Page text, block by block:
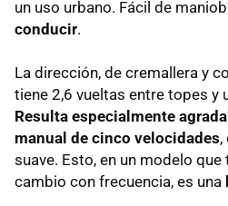
un uso urbano. Fácil de
conducir.
La dirección, de cremallera y
tiene 2,6 vueltas entre topes y
Resulta especialmente
manual de cinco velocidades,
suave. Esto, en un modelo que
cambio con frecuencia, es una